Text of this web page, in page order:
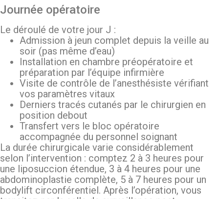
Journée opératoire
Le déroulé de votre jour J :
Admission à jeun complet depuis la veille au
soir (pas même d’eau)
Installation en chambre préopératoire et
préparation par l’équipe infirmière
Visite de contrôle de l’anesthésiste vérifiant
vos paramètres vitaux
Derniers tracés cutanés par le chirurgien en
position debout
Transfert vers le bloc opératoire
accompagnée du personnel soignant
La durée chirurgicale varie considérablement
selon l’intervention : comptez 2 à 3 heures pour
une liposuccion étendue, 3 à 4 heures pour une
abdominoplastie complète, 5 à 7 heures pour un
bodylift circonférentiel. Après l’opération, vous